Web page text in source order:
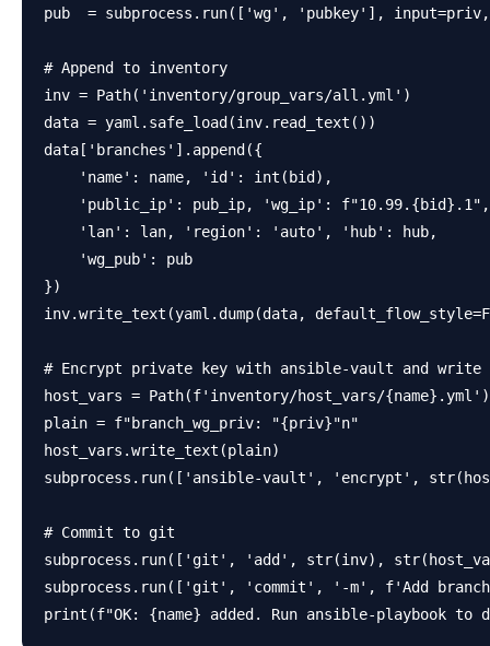
pub  = subprocess.run(['wg', 'pubkey'],
# Append to inventory
inv = Path('inventory/group_vars/all.yml')
data = yaml.safe_load(inv.read_text())
data['branches'].append({
    'name': name, 'id': int(bid),
    'public_ip': pub_ip, 'wg_ip': f"10.99.{bid}.1",
    'lan': lan, 'region': 'auto', 'hub': hub,
    'wg_pub': pub
})
inv.write_text(yaml.dump(data,
# Encrypt private key with ansible-vault and write
host_vars = Path(f'inventory/host_vars/{name}.yml')
plain = f"branch_wg_priv: "{priv}"n"
host_vars.write_text(plain)
subprocess.run(['ansible-vault', 'encrypt',
# Commit to git
subprocess.run(['git', 'add', str(inv),
subprocess.run(['git', 'commit', '-m', f'Add
print(f"OK: {name} added. Run ansible-playbook to